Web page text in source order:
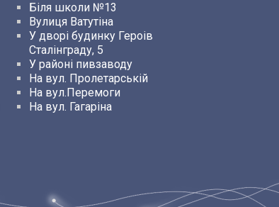
Біля школи №13
Вулиця Ватутіна
У дворі будинку Героів
Сталінграду, 5
У районі пивзаводу
На вул. Пролетарській
На вул.Перемоги
На вул. Гагаріна